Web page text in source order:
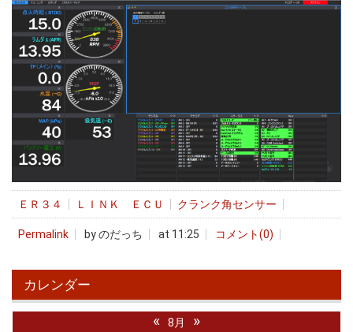
ＥＲ３４ ＬＩＮＫ ＥＣＵ クランク角センサー
Permalink by のだっち at 11:25 コメント(0)
カレンダー
« 8月 »